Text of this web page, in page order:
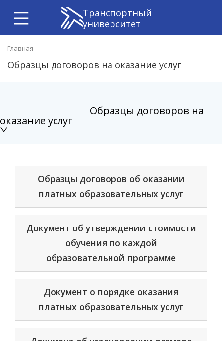
Транспортный
университет
Главная
Образцы договоров на оказание услуг
Образцы договоров об оказании
платных образовательных услуг
Документ об утверждении стоимости
обучения по каждой
образовательной программе
Документ о порядке оказания
платных образовательных услуг
Образцы договоров на
оказание услуг